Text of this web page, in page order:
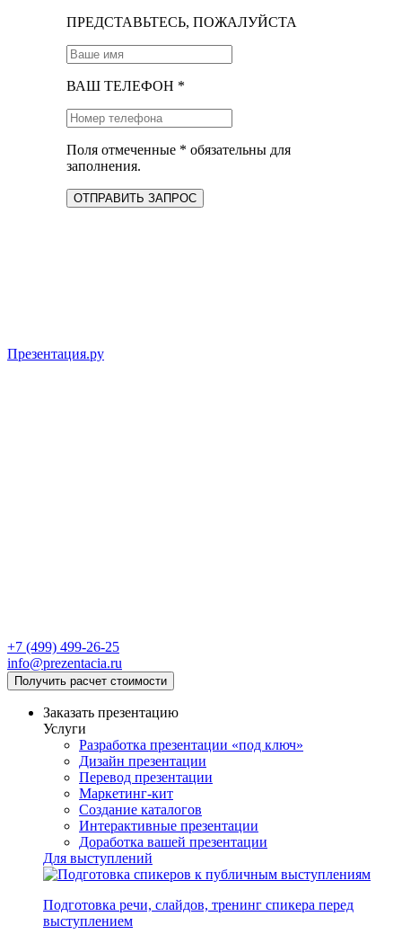
ПРЕДСТАВЬТЕСЬ, ПОЖАЛУЙСТА
ВАШ ТЕЛЕФОН *
Поля отмеченные * обязательны для
заполнения.
ОТПРАВИТЬ ЗАПРОС
Презентация.ру
+7 (499) 499-26-25
info@prezentacia.ru
Получить расчет стоимости
Заказать презентацию
Услуги
Разработка презентации «под ключ»
Дизайн презентации
Перевод презентации
Маркетинг-кит
Создание каталогов
Интерактивные презентации
Доработка вашей презентации
Для выступлений
Подготовка речи, слайдов, тренинг спикера перед
выступлением